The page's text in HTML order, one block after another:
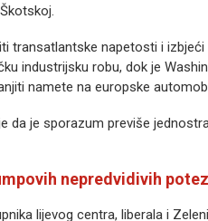
transatlantske napetosti i
industrijsku robu, dok je
namete na europske
da je sporazum previše
nepredvidivih
lijevog centra, liberala i